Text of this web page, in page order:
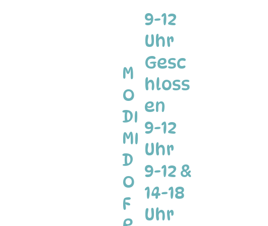
M
O
DI
MI
D
O
F
9-12
Uhr
Gesc
hloss
en
9-12
Uhr
9-12 &
14-18
Uhr